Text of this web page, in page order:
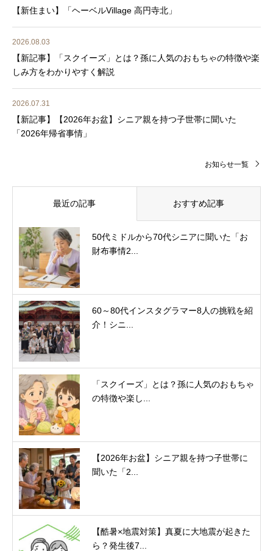
【新住まい】「ヘーベルVillage 高円寺北」
2026.08.03
【新記事】「スクイーズ」とは？孫に人気のおもちゃの特徴や楽
しみ方をわかりやすく解説
2026.07.31
【新記事】【2026年お盆】シニア親を持つ子世帯に聞いた
「2026年帰省事情」
お知らせ一覧
最近の記事 おすすめ記事
50代ミドルから70代シニアに聞いた「お
財布事情2...
60～80代インスタグラマー8人の挑戦を紹
介！シニ...
「スクイーズ」とは？孫に人気のおもちゃ
の特徴や楽し...
【2026年お盆】シニア親を持つ子世帯に
聞いた「2...
【酷暑×地震対策】真夏に大地震が起きた
ら？発生後7...